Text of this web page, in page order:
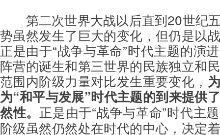
第二次世界大战以后直到20世纪
势虽然发生了巨大的变化，但仍是以
正是由于“战争与革命”时代主题的演
阵营的诞生和第三世界的民族独立和
范围内阶级力量对比发生重要变化，
为“和平与发展”时代主题的到来提供
然性。 正是由于“战争与革命”时代主
阶级虽然仍然处在时代的中心，决定